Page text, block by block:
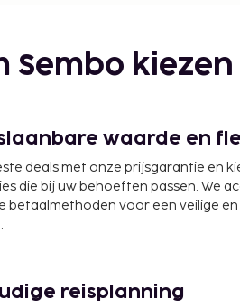
- 18,5 km
- 18,6 km
km
31,7 km
profiteer je van
Sembo kiezen
waarde en
deals met onze prijsgarantie en
die bij uw behoeften passen. We
betaalmethoden voor een veilige
reisplanning